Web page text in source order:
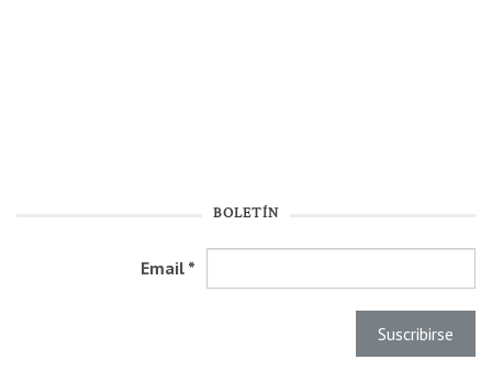
BOLETÍN
Email *